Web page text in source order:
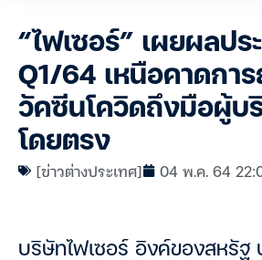
“ไฟเซอร์” เผยผลปร
Q1/64 เหนือคาดกา
วัคซีนโควิดถึงมือผู้บ
โดยตรง
[ข่าวต่างประเทศ] 04 พ.ค. 64
บริษัทไฟเซอร์ อิงค์ของสหรัฐ